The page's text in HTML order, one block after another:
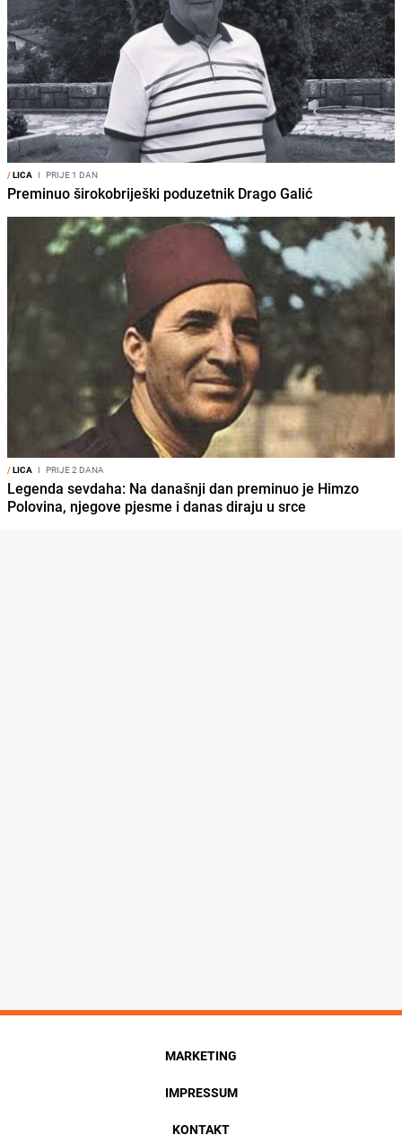
/LICA I PRIJE 1 DAN
Preminuo širokobriješki poduzetnik Drago Galić
/LICA I PRIJE 2 DANA
Legenda sevdaha: Na današnji dan preminuo je Himzo
Polovina, njegove pjesme i danas diraju u srce
MARKETING
IMPRESSUM
KONTAKT